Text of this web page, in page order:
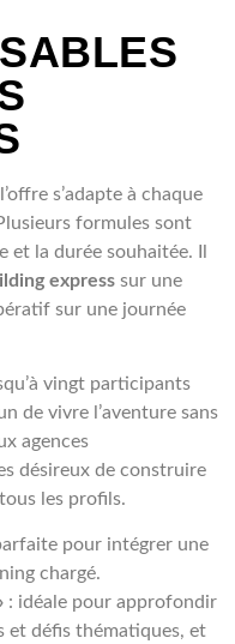
s’adapte à chaque
formules sont
et la durée souhaitée. Il
express sur une
sur une journée
vingt participants
de vivre l’aventure sans
agences
désireux de construire
les profils.
pour intégrer une
chargé.
: idéale pour approfondir
et défis thématiques, et